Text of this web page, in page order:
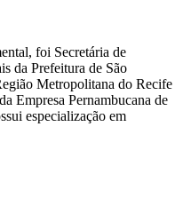
foi Secretária de
da Prefeitura de São
Metropolitana do Recife
Empresa Pernambucana de
especialização em